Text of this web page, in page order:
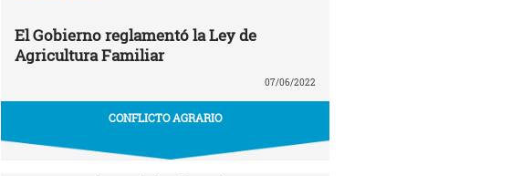
El Gobierno reglamentó la Ley de
Agricultura Familiar
07/06/2022
CONFLICTO AGRARIO